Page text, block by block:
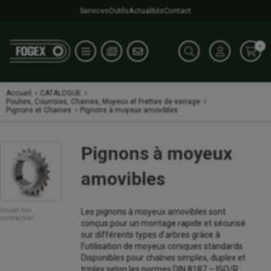
ServicesOutilsActualitésContact
0
Accueil
CATALOGUE
Poulies, Courroies, Chaines, Moyeux et Frettes de serrage
Pignons et Chaines
Pignons à moyeux amovibles
Pignons à moyeux
amovibles
Les pignons à moyeux amovibles sont
conçus pour un montage rapide et sécurisé
sur différents types d’arbres grâce à
l’utilisation de moyeux coniques standards.
Disponibles pour chaînes simplex, duplex et